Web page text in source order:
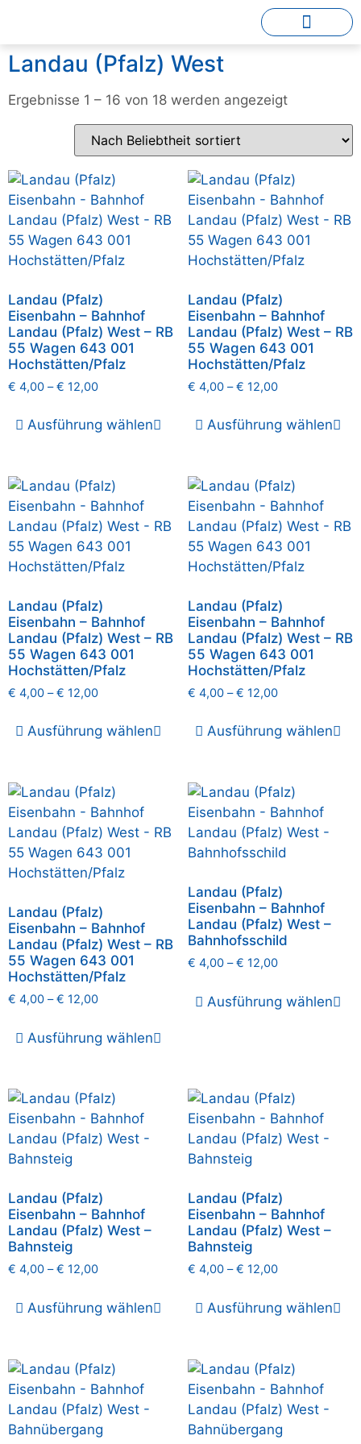
Landau (Pfalz) West
Ergebnisse 1 – 16 von 18 werden angezeigt
Landau (Pfalz)
Eisenbahn – Bahnhof
Landau (Pfalz) West – RB
55 Wagen 643 001
Hochstätten/Pfalz
€ 4,00 –€ 12,00
Ausführung wählen
Landau (Pfalz)
Eisenbahn – Bahnhof
Landau (Pfalz) West – RB
55 Wagen 643 001
Hochstätten/Pfalz
€ 4,00–€ 12,00
Ausführung wählen
Landau (Pfalz)
Eisenbahn – Bahnhof
Landau (Pfalz) West – RB
55 Wagen 643 001
Hochstätten/Pfalz
€ 4,00 –€ 12,00
Ausführung wählen
Landau (Pfalz)
Eisenbahn – Bahnhof
Landau (Pfalz) West – RB
55 Wagen 643 001
Hochstätten/Pfalz
€ 4,00–€ 12,00
Ausführung wählen
Landau (Pfalz)
Eisenbahn – Bahnhof
Landau (Pfalz) West – RB
55 Wagen 643 001
Hochstätten/Pfalz
€ 4,00 –€ 12,00
Ausführung wählen
Landau (Pfalz)
Eisenbahn – Bahnhof
Landau (Pfalz) West –
Bahnhofsschild
€ 4,00–€ 12,00
Ausführung wählen
Landau (Pfalz)
Eisenbahn – Bahnhof
Landau (Pfalz) West –
Bahnsteig
€ 4,00 –€ 12,00
Ausführung wählen
Landau (Pfalz)
Eisenbahn – Bahnhof
Landau (Pfalz) West –
Bahnsteig
€ 4,00–€ 12,00
Ausführung wählen